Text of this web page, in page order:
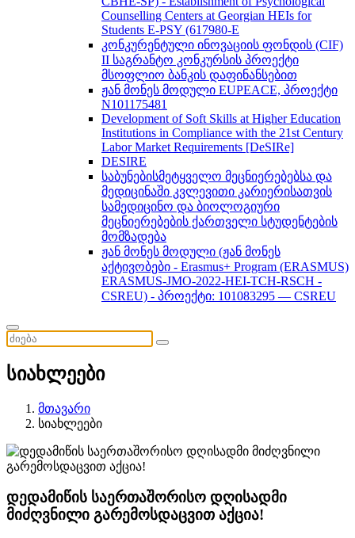
Counselling Centers at Georgian HEIs for
Students E-PSY (617980-E
კონკურენტული ინოვაციის ფონდის (CIF)
II საგრანტო კონკურსის პროექტი
მსოფლიო ბანკის დაფინანსებით
ჟან მონეს მოდული EUPEACE, პროექტი
N101175481
Development of Soft Skills at Higher Education
Institutions in Compliance with the 21st Century
Labor Market Requirements [DeSIRe]
DESIRE
საბუნებისმეტყველო მეცნიერებებსა და
მედიცინაში კვლევითი კარიერისათვის
სამედიცინო და ბიოლოგიური
მეცნიერებების ქართველი სტუდენტების
მომზადება
ჟან მონეს მოდული (ჟან მონეს
აქტივობები - Erasmus+ Program (ERASMUS)
ERASMUS-JMO-2022-HEI-TCH-RSCH -
CSREU) - პროექტი: 101083295 — CSREU
სიახლეები
მთავარი
სიახლეები
დედამიწის საერთაშორისო დღისადმი
მიძღვნილი გარემოსდაცვით აქცია!